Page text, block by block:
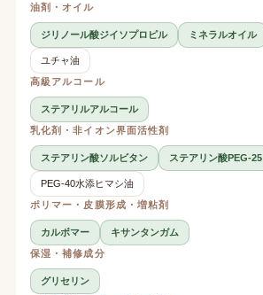
油剤・オイル
ジリノール酸ジイソプロピル ミネラルオイル
ユチャ油
高級アルコール
ステアリルアルコール
乳化剤・非イオン界面活性剤
ステアリン酸ソルビタン ステアリン酸PEG-25
PEG-40水添ヒマシ油
ポリマー・皮膜形成・増粘剤
カルボマー
キサンタンガム
保湿・補修成分
グリセリン